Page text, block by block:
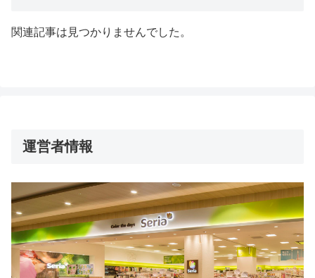
関連記事は見つかりませんでした。
運営者情報